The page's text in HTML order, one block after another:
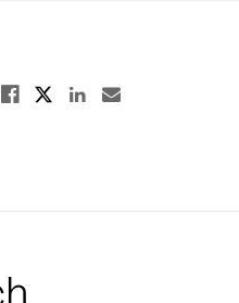
Dela på Facebook
Dela på XDela på Linkedin
Dela med E-post